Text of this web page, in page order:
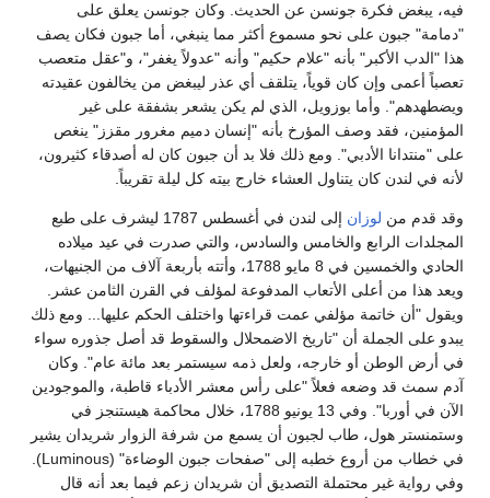
فيه، يبغض فكرة جونسن عن الحديث. وكان جونسن يعلق على
"دمامة" جبون على نحو مسموع أكثر مما ينبغي، أما جبون فكان يصف
هذا "الدب الأكبر" بأنه "علام حكيم" وأنه "عدولاً يغفر"، و"عقل متعصب
تعصباً أعمى وإن كان قوياً، يتلقف أي عذر ليبغض من يخالفون عقيدته
ويضطهدهم". وأما بوزويل، الذي لم يكن يشعر بشفقة على غير
المؤمنين، فقد وصف المؤرخ بأنه "إنسان دميم مغرور مقزز" ينغص
على "منتدانا الأدبي". ومع ذلك فلا بد أن جبون كان له أصدقاء كثيرون،
لأنه في لندن كان يتناول العشاء خارج بيته كل ليلة تقريباً.
وقد قدم من لوزان
إلى لندن في أغسطس 1787 ليشرف على طبع
المجلدات الرابع والخامس والسادس، والتي صدرت في عيد ميلاده
الحادي والخمسين في 8 مايو 1788، وأتته بأربعة آلاف من الجنيهات،
ويعد هذا من أعلى الأتعاب المدفوعة لمؤلف في القرن الثامن عشر.
ويقول "أن خاتمة مؤلفي عمت قراءتها واختلف الحكم عليها... ومع ذلك
يبدو على الجملة أن "تاريخ الاضمحلال والسقوط قد أصل جذوره سواء
في أرض الوطن أو خارجه، ولعل ذمه سيستمر بعد مائة عام". وكان
آدم سمث قد وضعه فعلاً "على رأس معشر الأدباء قاطبة، والموجودين
الآن في أوربا". وفي 13 يونيو 1788، خلال محاكمة هيستنجز في
وستمنستر هول، طاب لجبون أن يسمع من شرفة الزوار شريدان يشير
في خطاب من أروع خطبه إلى "صفحات جبون الوضاءة" (Luminous).
وفي رواية غير محتملة التصديق أن شريدان زعم فيما بعد أنه قال